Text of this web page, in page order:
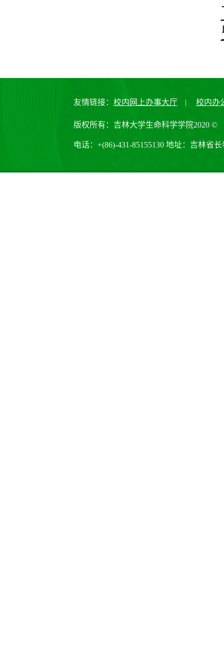
友情链接： 校内网上办事大厅 | 校内办
版权所有：吉林大学生命科学学院2020 ©
电话：+(86)-431-85155130 地址：吉林省